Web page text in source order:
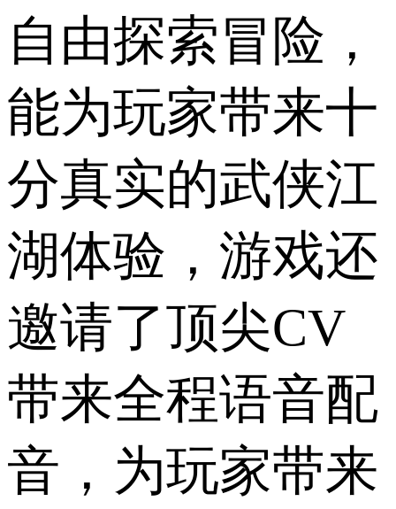
自由探索冒险，
能为玩家带来十
分真实的武侠江
湖体验，游戏还
邀请了顶尖CV
带来全程语音配
音，为玩家带来